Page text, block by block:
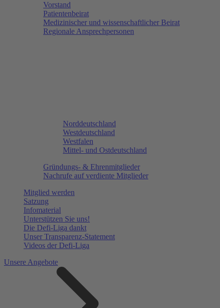
Vorstand
Patientenbeirat
Medizinischer und wissenschaftlicher Beirat
Regionale Ansprechpersonen
Norddeutschland
Westdeutschland
Westfalen
Mittel- und Ostdeutschland
Gründungs- & Ehrenmitglieder
Nachrufe auf verdiente Mitglieder
Mitglied werden
Satzung
Infomaterial
Unterstützen Sie uns!
Die Defi-Liga dankt
Unser Transparenz-Statement
Videos der Defi-Liga
Unsere Angebote